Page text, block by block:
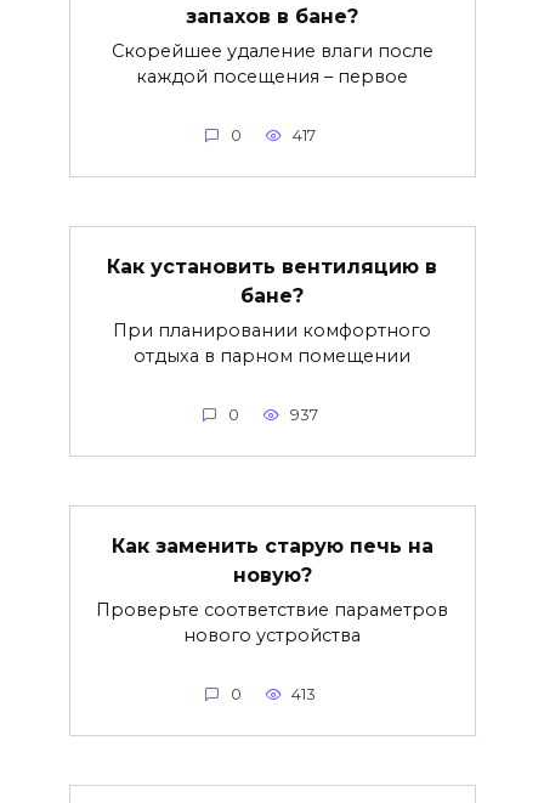
запахов в бане?
Скорейшее удаление влаги после
каждой посещения – первое
0 417
Как установить вентиляцию в
бане?
При планировании комфортного
отдыха в парном помещении
0 937
Как заменить старую печь на
новую?
Проверьте соответствие параметров
нового устройства
0 413